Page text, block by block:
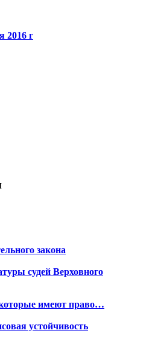
2016 г
закона
судей Верховного
имеют право…
устойчивость